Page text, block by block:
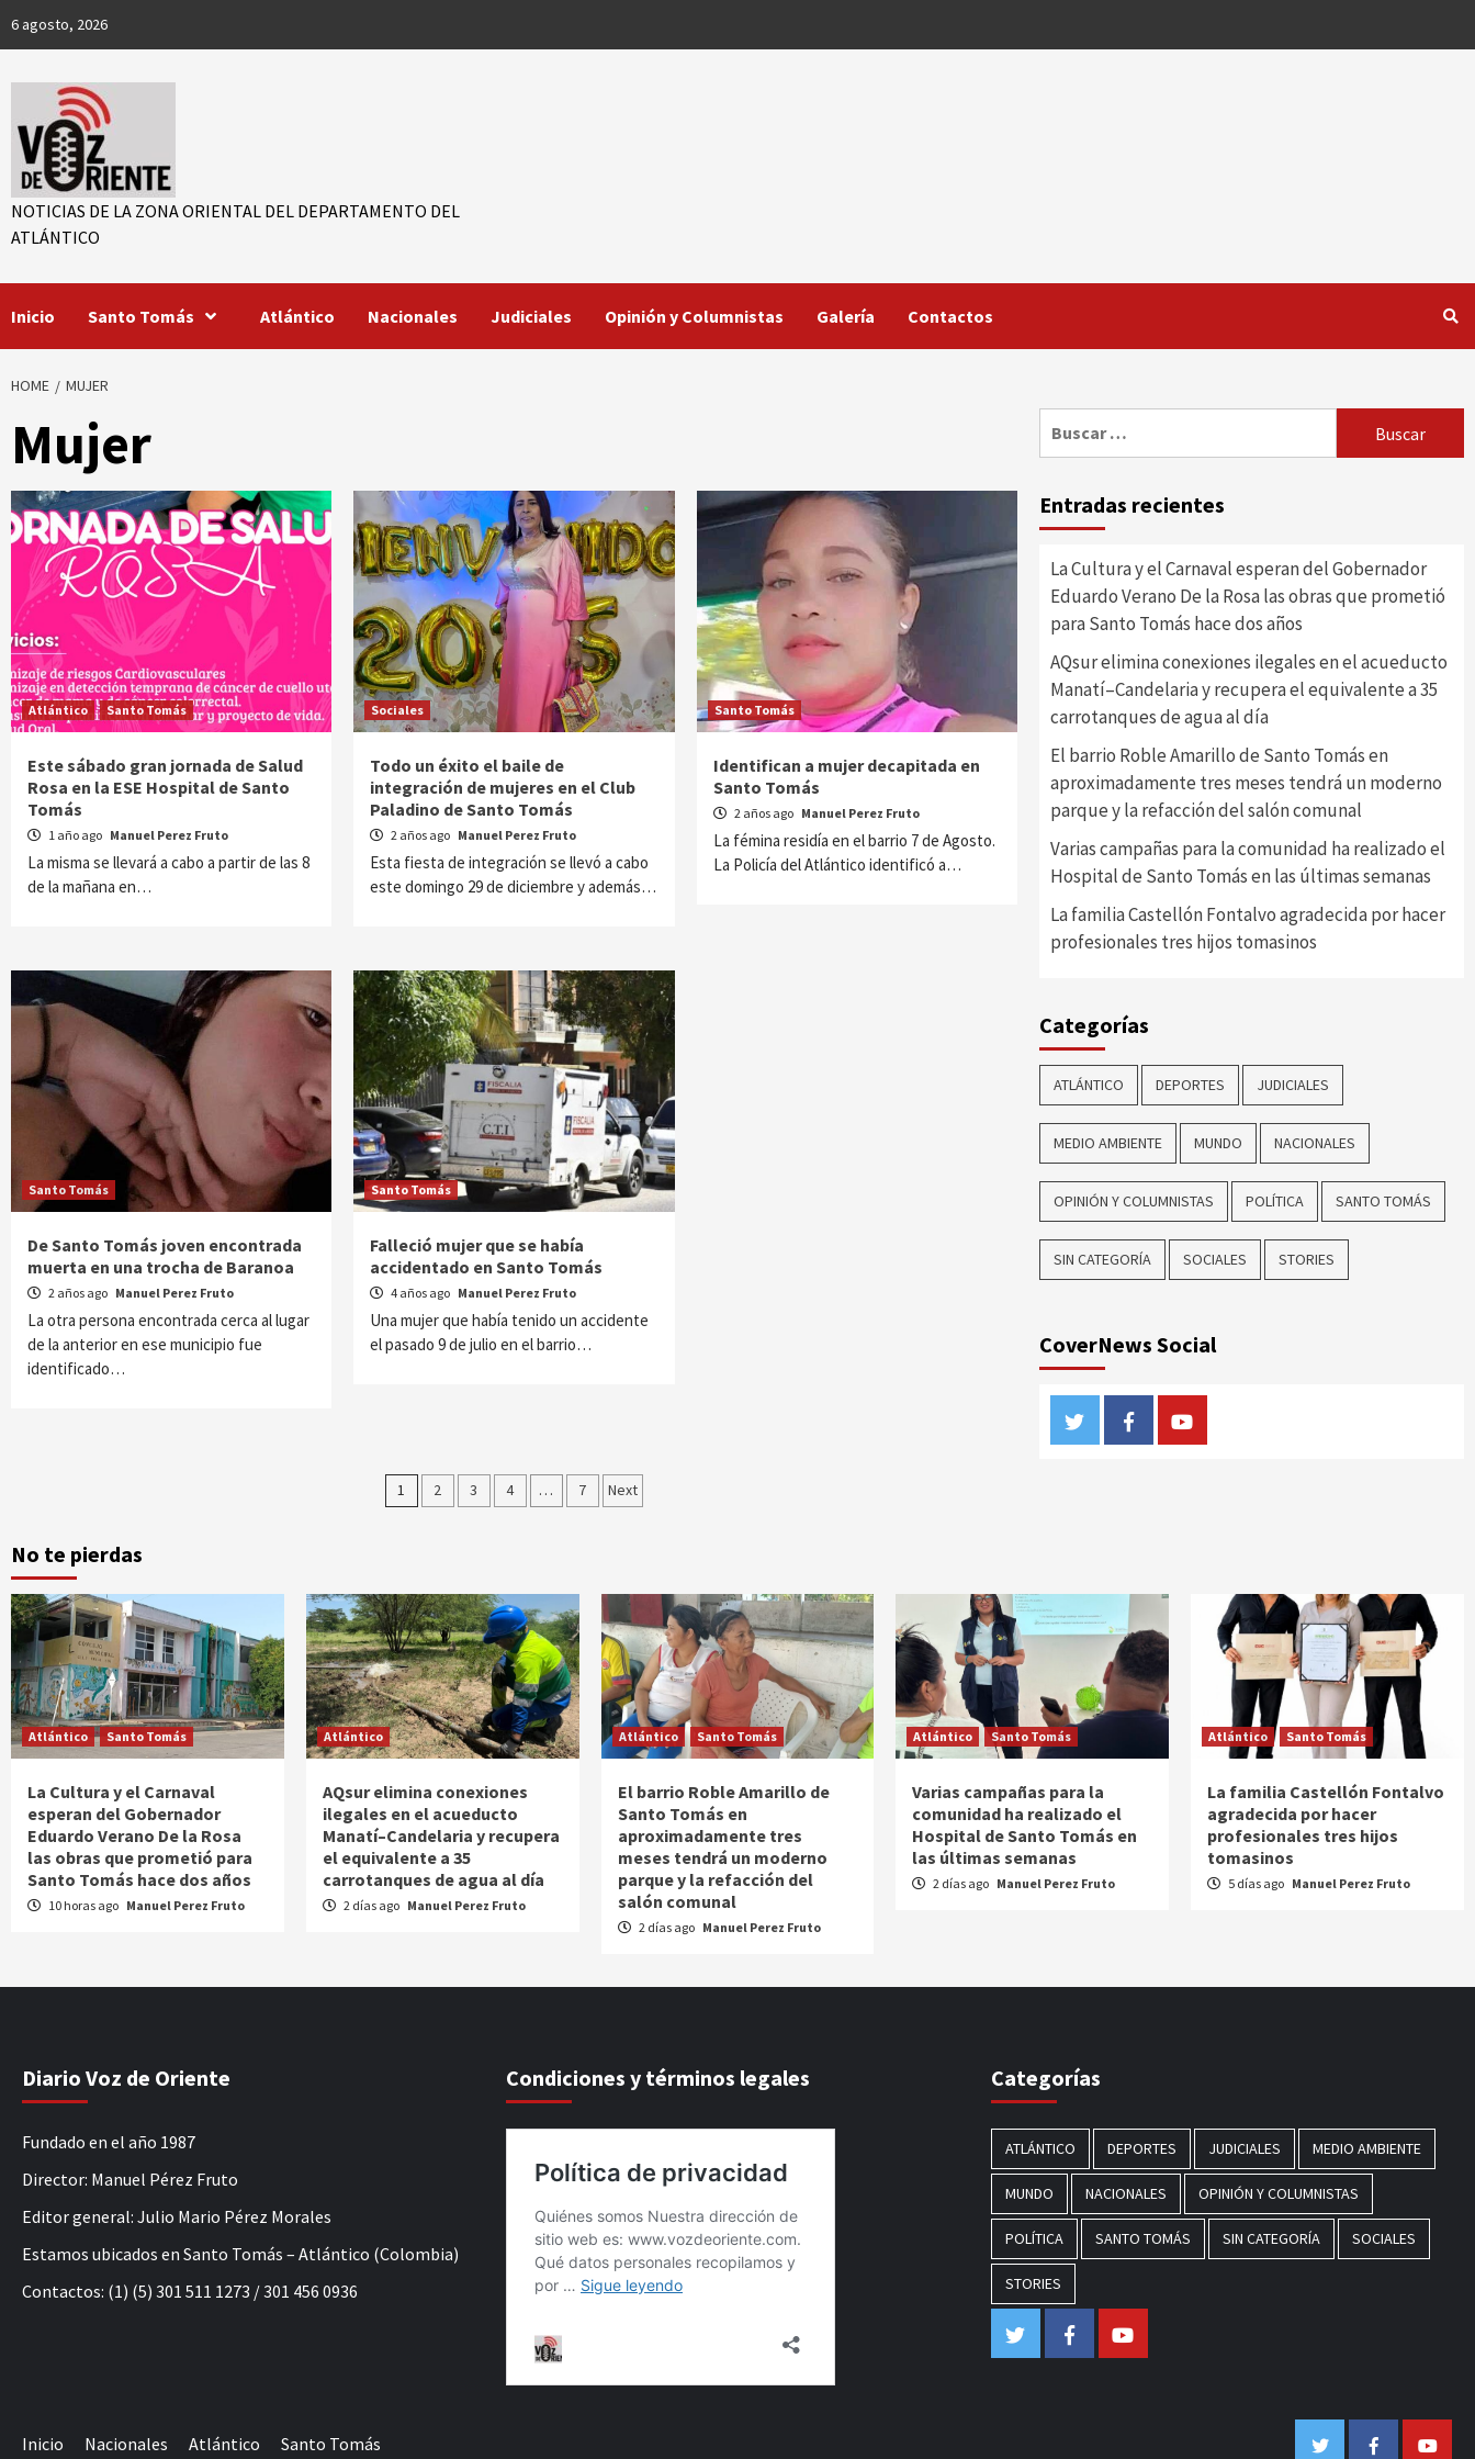
6 agosto, 2026
NOTICIAS DE LA ZONA ORIENTAL DEL DEPARTAMENTO DEL
ATLÁNTICO
Inicio Santo Tomás Atlántico Nacionales Judiciales Opinión y Columnistas Galería Contactos
HOME MUJER
Mujer
Atlántico Santo Tomás
Este sábado gran jornada de Salud
Rosa en la ESE Hospital de Santo
Tomás
1 año ago Manuel Perez Fruto
La misma se llevará a cabo a partir de las 8
de la mañana en…
Sociales
Todo un éxito el baile de
integración de mujeres en el Club
Paladino de Santo Tomás
2 años ago Manuel Perez Fruto
Esta fiesta de integración se llevó a cabo
este domingo 29 de diciembre y además…
Santo Tomás
Identifican a mujer decapitada en
Santo Tomás
2 años ago Manuel Perez Fruto
La fémina residía en el barrio 7 de Agosto.
La Policía del Atlántico identificó a…
Santo Tomás
De Santo Tomás joven encontrada
muerta en una trocha de Baranoa
2 años ago Manuel Perez Fruto
La otra persona encontrada cerca al lugar
de la anterior en ese municipio fue
identificado…
Santo Tomás
Falleció mujer que se había
accidentado en Santo Tomás
4 años ago Manuel Perez Fruto
Una mujer que había tenido un accidente
el pasado 9 de julio en el barrio…
Paginación
1 2 3 4 … 7 Next
Entradas recientes
La Cultura y el Carnaval esperan del Gobernador
Eduardo Verano De la Rosa las obras que prometió
para Santo Tomás hace dos años
AQsur elimina conexiones ilegales en el acueducto
Manatí–Candelaria y recupera el equivalente a 35
carrotanques de agua al día
El barrio Roble Amarillo de Santo Tomás en
aproximadamente tres meses tendrá un moderno
parque y la refacción del salón comunal
Varias campañas para la comunidad ha realizado el
Hospital de Santo Tomás en las últimas semanas
La familia Castellón Fontalvo agradecida por hacer
profesionales tres hijos tomasinos
Categorías
ATLÁNTICO DEPORTES JUDICIALES
MEDIO AMBIENTE MUNDO NACIONALES
OPINIÓN Y COLUMNISTAS POLÍTICA SANTO TOMÁS
SIN CATEGORÍA SOCIALES STORIES
CoverNews Social
TwitterFacebookYoutube
No te pierdas
Atlántico Santo Tomás
La Cultura y el Carnaval
esperan del Gobernador
Eduardo Verano De la Rosa
las obras que prometió para
Santo Tomás hace dos años
10 horas ago Manuel Perez Fruto
Atlántico
AQsur elimina conexiones
ilegales en el acueducto
Manatí–Candelaria y recupera
el equivalente a 35
carrotanques de agua al día
2 días ago Manuel Perez Fruto
Atlántico Santo Tomás
El barrio Roble Amarillo de
Santo Tomás en
aproximadamente tres
meses tendrá un moderno
parque y la refacción del
salón comunal
2 días ago Manuel Perez Fruto
Atlántico Santo Tomás
Varias campañas para la
comunidad ha realizado el
Hospital de Santo Tomás en
las últimas semanas
2 días ago Manuel Perez Fruto
Atlántico Santo Tomás
La familia Castellón Fontalvo
agradecida por hacer
profesionales tres hijos
tomasinos
5 días ago Manuel Perez Fruto
Diario Voz de Oriente
Fundado en el año 1987
Director: Manuel Pérez Fruto
Editor general: Julio Mario Pérez Morales
Estamos ubicados en Santo Tomás – Atlántico (Colombia)
Contactos: (1) (5) 301 511 1273 / 301 456 0936
Condiciones y términos legales Categorías
ATLÁNTICO DEPORTES JUDICIALES MEDIO AMBIENTE
MUNDO NACIONALES OPINIÓN Y COLUMNISTAS
POLÍTICA SANTO TOMÁS SIN CATEGORÍA SOCIALES
STORIES
TwitterFacebookYoutube
Inicio Nacionales Atlántico Santo Tomás Twitter Facebook